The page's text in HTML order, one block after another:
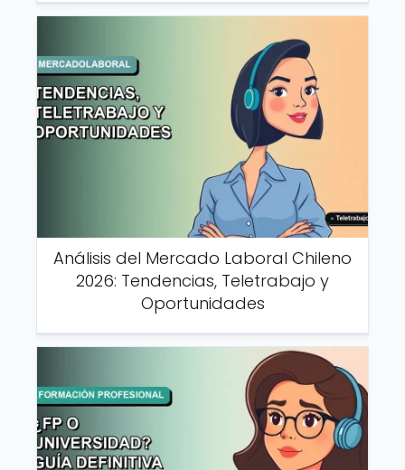
Análisis del Mercado Laboral Chileno
2026: Tendencias, Teletrabajo y
Oportunidades